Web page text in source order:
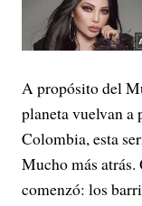
A propósito del
planeta vuelvan a
Colombia, esta
Mucho más
comenzó: los